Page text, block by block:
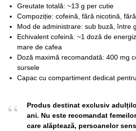
Greutate totală: ~13 g per cutie
Compoziție: cofeină, fără nicotină,
Mod de administrare: sub buză, între
Echivalent cofeină: ~1 doză de
mare de cafea
Doză maximă recomandată: 400 mg
sursele
Capac cu compartiment dedicat
Produs destinat exclusiv
ani. Nu este recomandat
care alăptează, persoanelor